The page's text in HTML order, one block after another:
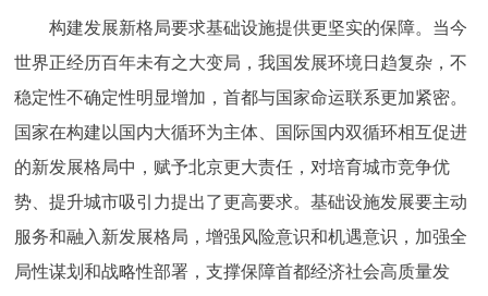
构建发展新格局要求基础设施提供更坚实的保障。当今
世界正经历百年未有之大变局，我国发展环境日趋复杂，不
稳定性不确定性明显增加，首都与国家命运联系更加紧密。
国家在构建以国内大循环为主体、国际国内双循环相互促进
的新发展格局中，赋予北京更大责任，对培育城市竞争优
势、提升城市吸引力提出了更高要求。基础设施发展要主动
服务和融入新发展格局，增强风险意识和机遇意识，加强全
局性谋划和战略性部署，支撑保障首都经济社会高质量发